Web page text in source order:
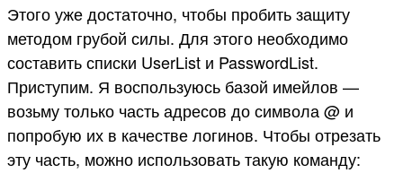
Этого уже достаточно, чтобы пробить защиту
методом грубой силы. Для этого необходимо
составить списки UserList и PasswordList.
Приступим. Я воспользуюсь базой имейлов —
возьму только часть адресов до символа @ и
попробую их в качестве логинов. Чтобы отрезать
эту часть, можно использовать такую команду: